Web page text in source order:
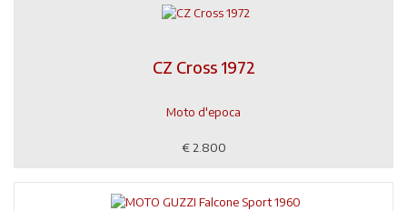
CZ Cross 1972
Moto d'epoca
€ 2.800